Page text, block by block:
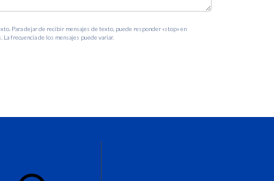
Si tienes más preguntas o necesitas
Para dejar de recibir mensajes de texto, puede responder «stop» en
frecuencia de los mensajes puede variar.